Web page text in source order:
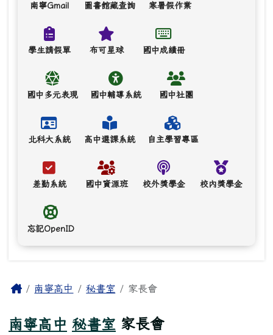
南寧Gmail 圖書館藏查詢 寒暑假作業
學生請假單 布可星球 國中成績冊
國中多元表現 國中輔導系統 國中社團
北科大系統 高中選課系統 自主學習專區
差勤系統 國中資源班 校外獎學金 校內獎學金
忘記OpenID
主內容區域
Home南寧高中 秘書室 家長會
南寧高中 秘書室 家長會